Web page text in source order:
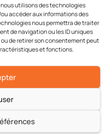
utilisons des technologies
accéder aux informations des
nous permettra de traiter
de navigation ou les ID uniques
de retirer son consentement peut
et fonctions.
Trophée Jeunes CE
13/14 G
Set et Match !